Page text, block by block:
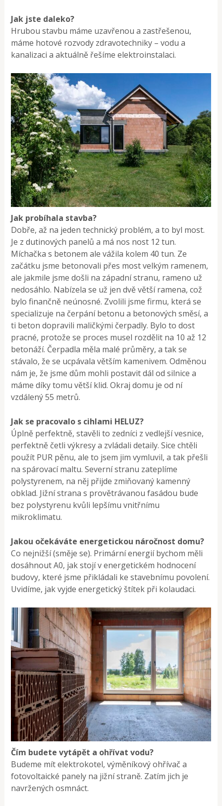
Jak jste daleko?
Hrubou stavbu máme uzavřenou a zastře­šenou,
máme hotové rozvody zdravo­techniky – vodu a
kanalizaci a aktuálně ře­šíme elektroinstalaci.
Jak probíhala stavba?
Dobře, až na jeden technický problém, a to byl most.
Je z dutinových panelů a má nos­ nost 12 tun.
Míchačka s betonem ale vážila kolem 40 tun. Ze
začátku jsme betonovali přes most velkým ramenem,
ale jakmile jsme došli na západní stranu, rameno už
nedosáh­lo. Nabízela se už jen dvě větší ramena, což
bylo finančně neúnosné. Zvolili jsme firmu, která se
specializuje na čerpání betonu a betonových směsí, a
ti beton dopravili maličkými čerpadly. Bylo to dost
pracné, protože se proces musel rozdělit na 10 až 12
betonáží. Čerpadla měla malé průměry, a tak se
stávalo, že se ucpávala větším kamenivem. Odměnou
nám je, že jsme dům mohli postavit dál od silnice a
máme díky tomu větší klid. Okraj domu je od ní
vzdálený 55 metrů.
Jak se pracovalo s cihlami HELUZ?
Úplně perfektně, stavěli to zedníci z vedlejší vesnice,
perfektně četli výkresy a zvládali detaily. Sice chtěli
použít PUR pěnu, ale to jsem jim vymluvil, a tak přešli
na spárovací maltu. Severní stranu zateplíme
polystyrenem, na něj přijde zmiňovaný kamenný
obklad. Jižní strana s provětrávanou fasádou bude
bez polystyrenu kvůli lepšímu vnitřnímu
mikroklimatu.
Jakou očekáváte energetickou náročnost domu?
Co nejnižší (směje se). Primární energií bychom měli
dosáhnout A0, jak stojí v energetickém hodnocení
budovy, které jsme přikládali ke stavebnímu povolení.
Uvidíme, jak vyjde energetický štítek při kolaudaci.
Čím budete vytápět a ohřívat vodu?
Budeme mít elektrokotel, výměníkový ohřívač a
fotovoltaické panely na jižní straně. Zatím jich je
navržených osmnáct.